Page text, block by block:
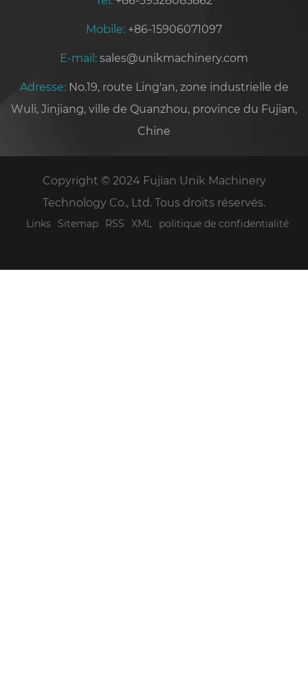
Mobile: +86-15906071097
E-mail: sales@unikmachinery.com
Adresse: No.19, route Ling'an, zone industrielle de
Wuli, Jinjiang, ville de Quanzhou, province du Fujian,
Chine
Copyright © 2024 Fujian Unik Machinery
Technology Co., Ltd. Tous droits réservés.
Links Sitemap RSS XML politique de confidentialité